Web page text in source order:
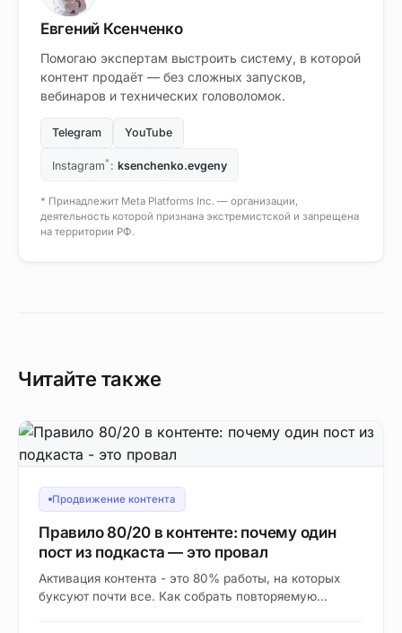
Евгений Ксенченко
Помогаю экспертам выстроить систему, в которой
контент продаёт — без сложных запусков,
вебинаров и технических головоломок.
Telegram YouTube
Instagram*: ksenchenko.evgeny
* Принадлежит Meta Platforms Inc. — организации,
деятельность которой признана экстремистской и запрещена
на территории РФ.
Читайте также
Продвижение контента
Правило 80/20 в контенте: почему один
пост из подкаста — это провал
Активация контента - это 80% работы, на которых
буксуют почти все. Как собрать повторяемую